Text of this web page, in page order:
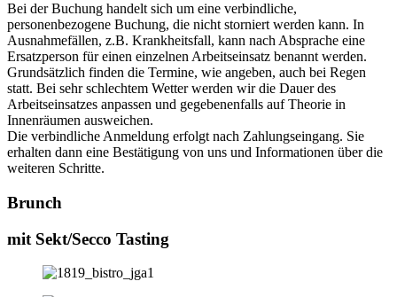
Bei der Buchung handelt sich um eine verbindliche,
personenbezogene Buchung, die nicht storniert werden kann. In
Ausnahmefällen, z.B. Krankheitsfall, kann nach Absprache eine
Ersatzperson für einen einzelnen Arbeitseinsatz benannt werden.
Grundsätzlich finden die Termine, wie angeben, auch bei Regen
statt. Bei sehr schlechtem Wetter werden wir die Dauer des
Arbeitseinsatzes anpassen und gegebenenfalls auf Theorie in
Innenräumen ausweichen.
Die verbindliche Anmeldung erfolgt nach Zahlungseingang. Sie
erhalten dann eine Bestätigung von uns und Informationen über die
weiteren Schritte.
Brunch
mit Sekt/Secco Tasting